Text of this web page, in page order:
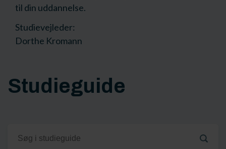
til din uddannelse.
Studievejleder:
Dorthe Kromann
Studieguide